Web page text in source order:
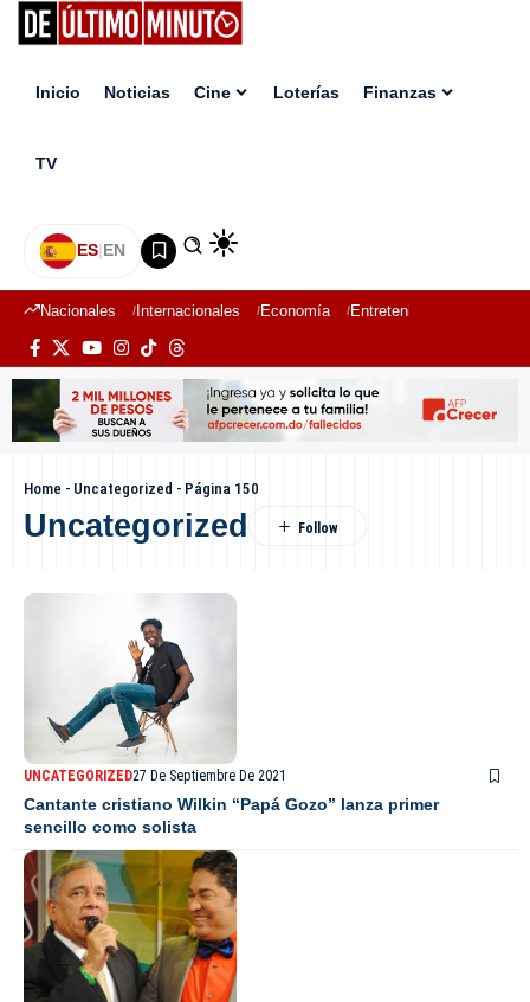
Inicio Noticias Cine Loterías Finanzas
TV
ES|EN
Nacionales Internacionales Economía Entretenimiento
Home - Uncategorized - Página 150
Uncategorized
UNCATEGORIZED27 De Septiembre De 2021
Cantante cristiano Wilkin “Papá Gozo” lanza primer
sencillo como solista